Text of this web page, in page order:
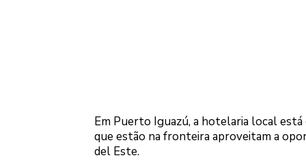
Em Puerto Iguazú, a hotelaria local
que estão na fronteira aproveitam a
del Este.